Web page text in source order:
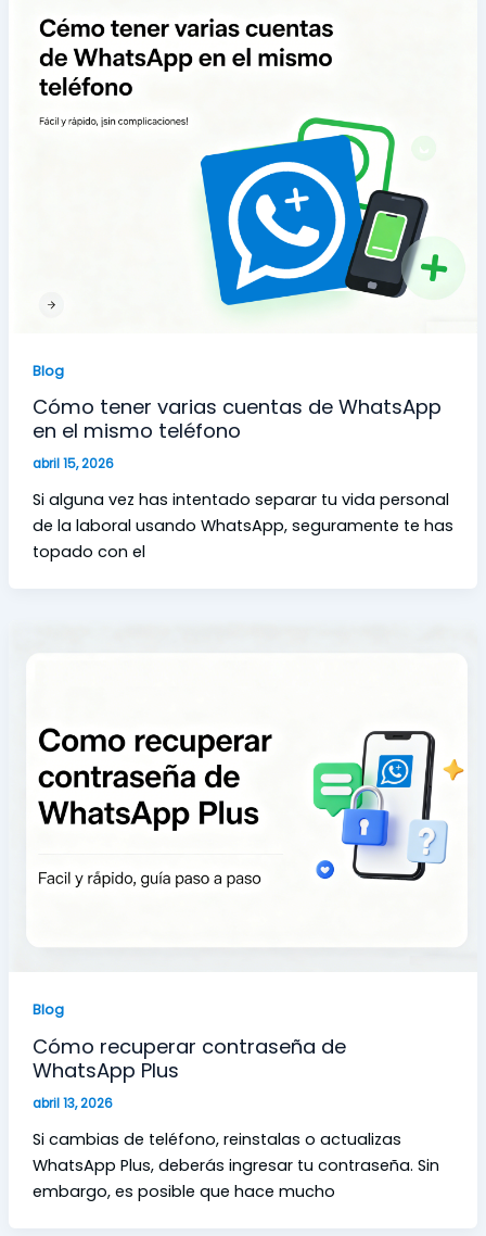
Blog
Cómo tener varias cuentas de WhatsApp
en el mismo teléfono
abril 15, 2026
Si alguna vez has intentado separar tu vida personal
de la laboral usando WhatsApp, seguramente te has
topado con el
Blog
Cómo recuperar contraseña de
WhatsApp Plus
abril 13, 2026
Si cambias de teléfono, reinstalas o actualizas
WhatsApp Plus, deberás ingresar tu contraseña. Sin
embargo, es posible que hace mucho